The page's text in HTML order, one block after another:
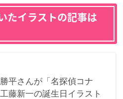
たイラストの記事は